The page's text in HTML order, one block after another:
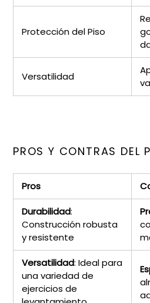
Protección del Piso
Versatilidad
PROS Y CONTRAS DEL
Pros
Durabilidad:
Construcción robusta
y resistente
Versatilidad: Ideal para
una variedad de
ejercicios de